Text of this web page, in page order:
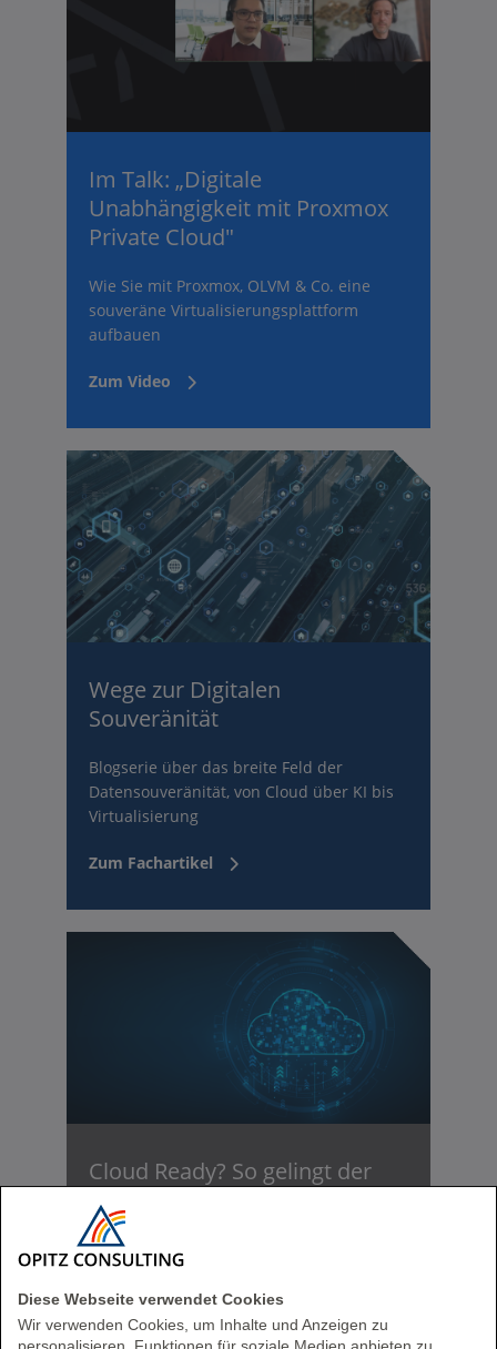
Diese Webseite verwendet Cookies
Wir verwenden Cookies, um Inhalte und Anzeigen zu
Im Talk: „Digitale
Unabhängigkeit mit Proxmox
Private Cloud"
Wie Sie mit Proxmox, OLVM & Co. eine
souveräne Virtualisierungsplattform
aufbauen
Zum Video
Wege zur Digitalen
Souveränität
Blogserie über das breite Feld der
Datensouveränität, von Cloud über KI bis
Virtualisierung
Zum Fachartikel
Cloud Ready? So gelingt der
Umstieg in die Oracle Cloud
Jetzt Webinar-Video zur OCI ansehen!
Zum Video